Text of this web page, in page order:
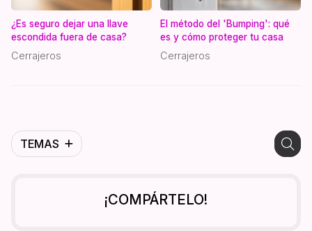
TEMAS
¿Es seguro dejar una llave
escondida fuera de casa?
Cerrajeros
El método del 'Bumping': qué
es y cómo proteger tu casa
Cerrajeros
¡COMPÁRTELO!